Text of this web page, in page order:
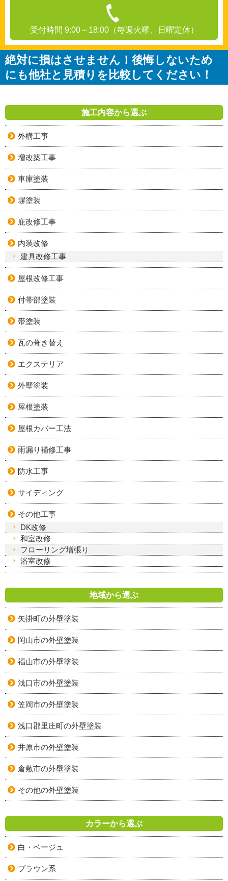
受付時間 9:00～18:00（毎週火曜、日曜定休）
絶対に損はさせません！後悔しないため
にも他社と見積りを比較してください！
施工内容から選ぶ
外構工事
増改築工事
車庫塗装
塀塗装
庇改修工事
内装改修
建具改修工事
屋根改修工事
付帯部塗装
帯塗装
瓦の葺き替え
エクステリア
外壁塗装
屋根塗装
屋根カバー工法
雨漏り補修工事
防水工事
サイディング
その他工事
DK改修
和室改修
フローリング増張り
浴室改修
地域から選ぶ
矢掛町の外壁塗装
岡山市の外壁塗装
福山市の外壁塗装
浅口市の外壁塗装
笠岡市の外壁塗装
浅口郡里庄町の外壁塗装
井原市の外壁塗装
倉敷市の外壁塗装
その他の外壁塗装
カラーから選ぶ
白・ベージュ
ブラウン系